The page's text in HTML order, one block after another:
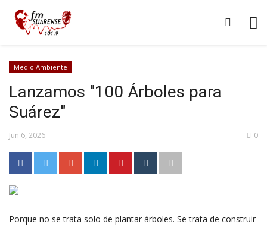
Medio Ambiente
Lanzamos "100 Árboles para
Suárez"
Jun 6, 2026 0
Porque no se trata solo de plantar árboles. Se trata de construir